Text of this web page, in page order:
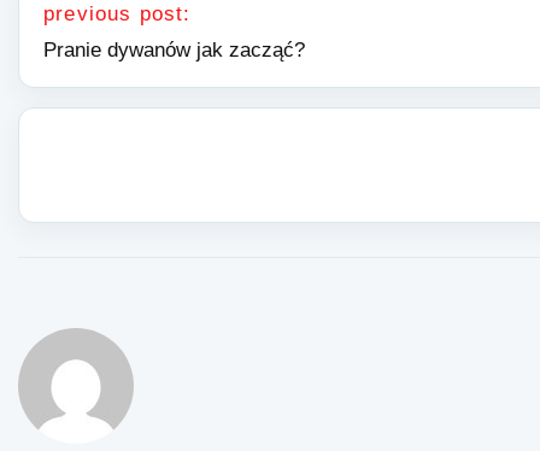
previous post:
Pranie dywanów jak zacząć?